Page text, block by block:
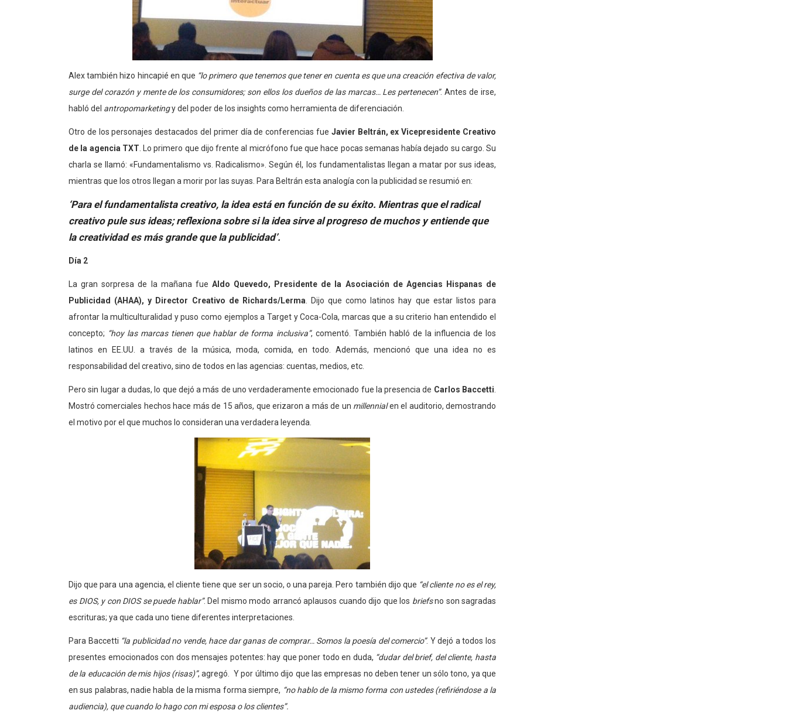
Alex también hizo hincapié en que “lo primero que tenemos que tener en cuenta es que una creación efectiva de valor,
surge del corazón y mente de los consumidores; son ellos los dueños de las marcas… Les pertenecen”. Antes de irse,
habló del antropomarketingy del poder de los insights como herramienta de diferenciación.
Otro de los personajes destacados del primer día de conferencias fue Javier Beltrán, ex Vicepresidente Creativo
de la agencia TXT. Lo primero que dijo frente al micrófono fue que hace pocas semanas había dejado su cargo. Su
charla se llamó: «Fundamentalismo vs. Radicalismo». Según él, los fundamentalistas llegan a matar por sus ideas,
mientras que los otros llegan a morir por las suyas. Para Beltrán esta analogía con la publicidad se resumió en:
‘Para el fundamentalista creativo, la idea está en función de su éxito. Mientras que el radical
creativo pule sus ideas; reflexiona sobre si la idea sirve al progreso de muchos y entiende que
la creatividad es más grande que la publicidad’.
Día 2
La gran sorpresa de la mañana fue Aldo Quevedo, Presidente de la Asociación de Agencias Hispanas de
Publicidad (AHAA), y Director Creativo de Richards/Lerma. Dijo que como latinos hay que estar listos para
afrontar la multiculturalidad y puso como ejemplos a Target y Coca-Cola, marcas que a su criterio han entendido el
concepto; “hoy las marcas tienen que hablar de forma inclusiva”, comentó. También habló de la influencia de los
latinos en EE.UU. a través de la música, moda, comida, en todo. Además, mencionó que una idea no es
responsabilidad del creativo, sino de todos en las agencias: cuentas, medios, etc.
Pero sin lugar a dudas, lo que dejó a más de uno verdaderamente emocionado fue la presencia de Carlos Baccetti.
Mostró comerciales hechos hace más de 15 años, que erizaron a más de un millennialen el auditorio, demostrando
el motivo por el que muchos lo consideran una verdadera leyenda.
Dijo que para una agencia, el cliente tiene que ser un socio, o una pareja. Pero también dijo que “el cliente no es el rey,
es DIOS, y con DIOS se puede hablar”. Del mismo modo arrancó aplausos cuando dijo que los briefsno son sagradas
escrituras; ya que cada uno tiene diferentes interpretaciones.
Para Baccetti “la publicidad no vende, hace dar ganas de comprar… Somos la poesía del comercio”. Y dejó a todos los
presentes emocionados con dos mensajes potentes: hay que poner todo en duda, “dudar del brief, del cliente, hasta
de la educación de mis hijos (risas)”, agregó. Y por último dijo que las empresas no deben tener un sólo tono, ya que
en sus palabras, nadie habla de la misma forma siempre, “no hablo de la mismo forma con ustedes (refiriéndose a la
audiencia), que cuando lo hago con mi esposa o los clientes”.